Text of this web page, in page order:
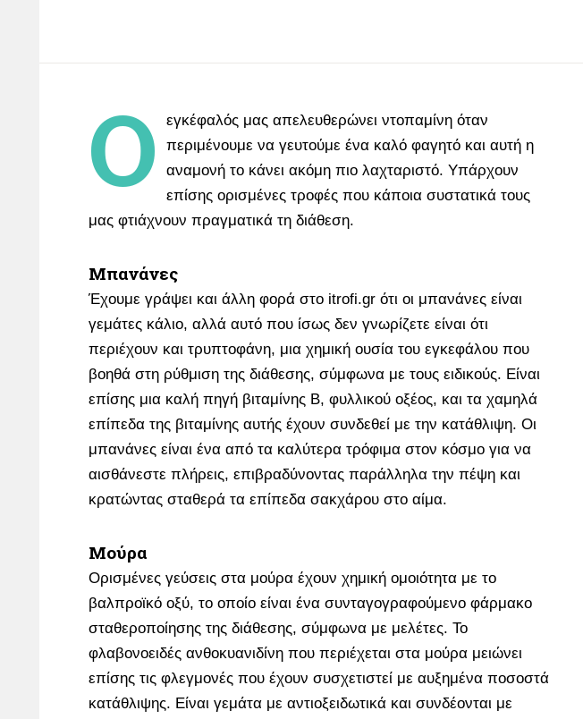
Ο
εγκέφαλός μας απελευθερώνει ντοπαμίνη όταν
περιμένουμε να γευτούμε ένα καλό φαγητό και αυτή η
αναμονή το κάνει ακόμη πιο λαχταριστό. Υπάρχουν
επίσης ορισμένες τροφές που κάποια συστατικά τους
μας φτιάχνουν πραγματικά τη διάθεση.
Μπανάνες
Έχουμε γράψει και άλλη φορά στο itrofi.gr ότι οι μπανάνες είναι
γεμάτες κάλιο, αλλά αυτό που ίσως δεν γνωρίζετε είναι ότι
περιέχουν και τρυπτοφάνη, μια χημική ουσία του εγκεφάλου που
βοηθά στη ρύθμιση της διάθεσης, σύμφωνα με τους ειδικούς. Είναι
επίσης μια καλή πηγή βιταμίνης Β, φυλλικού οξέος, και τα χαμηλά
επίπεδα της βιταμίνης αυτής έχουν συνδεθεί με την κατάθλιψη. Οι
μπανάνες είναι ένα από τα καλύτερα τρόφιμα στον κόσμο για να
αισθάνεστε πλήρεις, επιβραδύνοντας παράλληλα την πέψη και
κρατώντας σταθερά τα επίπεδα σακχάρου στο αίμα.
Μούρα
Ορισμένες γεύσεις στα μούρα έχουν χημική ομοιότητα με το
βαλπροϊκό οξύ, το οποίο είναι ένα συνταγογραφούμενο φάρμακο
σταθεροποίησης της διάθεσης, σύμφωνα με μελέτες. Το
φλαβονοειδές ανθοκυανιδίνη που περιέχεται στα μούρα μειώνει
επίσης τις φλεγμονές που έχουν συσχετιστεί με αυξημένα ποσοστά
κατάθλιψης. Είναι γεμάτα με αντιοξειδωτικά και συνδέονται με